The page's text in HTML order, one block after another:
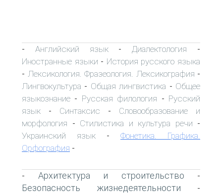
- Английский язык- Диалектология -
Иностранные языки - История русского языка
- Лексикология. Фразеология. Лексикография -
Лингвокультура - Общая лингвистика - Общее
языкознание - Русская филология - Русский
язык - Синтаксис - Словообразование и
морфология - Стилистика и культура речи -
Украинский язык - Фонетика. Графика.
Орфография -
- Архитектура и строительство -
Безопасность жизнедеятельности -